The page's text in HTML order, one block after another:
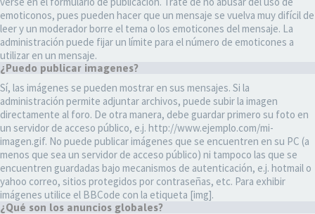
emoticonos, pues pueden hacer que un mensaje se vuelva muy difícil de
leer y un moderador borre el tema o los emoticones del mensaje. La
administración puede fijar un límite para el número de emoticones a
utilizar en un mensaje.
¿Puedo publicar imagenes?
Sí, las imágenes se pueden mostrar en sus mensajes. Si la
administración permite adjuntar archivos, puede subir la imagen
directamente al foro. De otra manera, debe guardar primero su foto en
un servidor de acceso público, e.j. http://www.ejemplo.com/mi-
imagen.gif. No puede publicar imágenes que se encuentren en su PC (a
menos que sea un servidor de acceso público) ni tampoco las que se
encuentren guardadas bajo mecanismos de autenticación, e.j. hotmail o
yahoo correo, sitios protegidos por contraseñas, etc. Para exhibir
imágenes utilice el BBCode con la etiqueta [img].
¿Qué son los anuncios globales?